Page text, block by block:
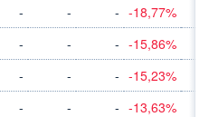
- - - -18,77%
- - - -15,86%
- - - -15,23%
- - - -13,63%